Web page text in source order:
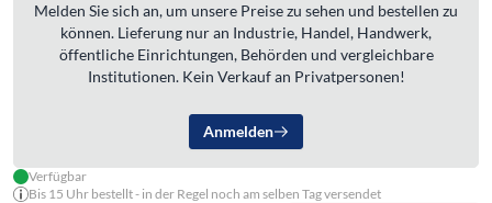
Melden Sie sich an, um unsere Preise zu sehen und bestellen zu
können. Lieferung nur an Industrie, Handel, Handwerk,
öffentliche Einrichtungen, Behörden und vergleichbare
Institutionen. Kein Verkauf an Privatpersonen!
Anmelden
Verfügbar
Bis 15 Uhr bestellt - in der Regel noch am selben Tag versendet